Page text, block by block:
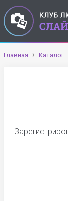
Главная Каталог